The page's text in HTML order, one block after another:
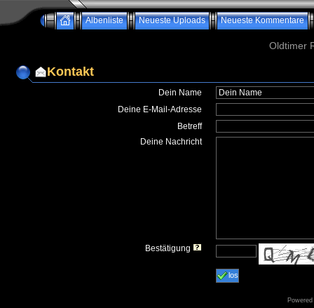
Albenliste Neueste Uploads Neueste Kommentare
Oldtimer
Kontakt
Dein Name
Deine E-Mail-Adresse
Betreff
Deine Nachricht
Bestätigung
los